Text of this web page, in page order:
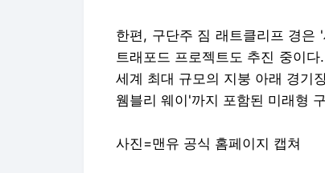
한편, 구단주 짐 래트클리프 경은
트래포드 프로젝트도 추진 중이
세계 최대 규모의 지붕 아래 경기
웸블리 웨이'까지 포함된 미래형
사진=맨유 공식 홈페이지 캡쳐